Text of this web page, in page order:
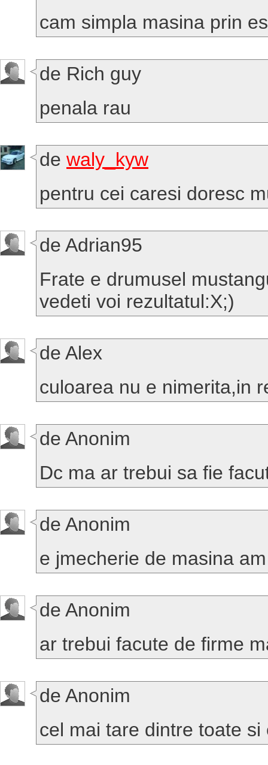
cam simpla masina prin
de Rich guy
penala rau
de waly_kyw
pentru cei caresi doresc
de Adrian95
Frate e drumusel
vedeti voi rezultatul:X;)
de Alex
culoarea nu e nimerita,in
de Anonim
Dc ma ar trebui sa fie
de Anonim
e jmecherie de masina
de Anonim
ar trebui facute de firme
de Anonim
cel mai tare dintre toate